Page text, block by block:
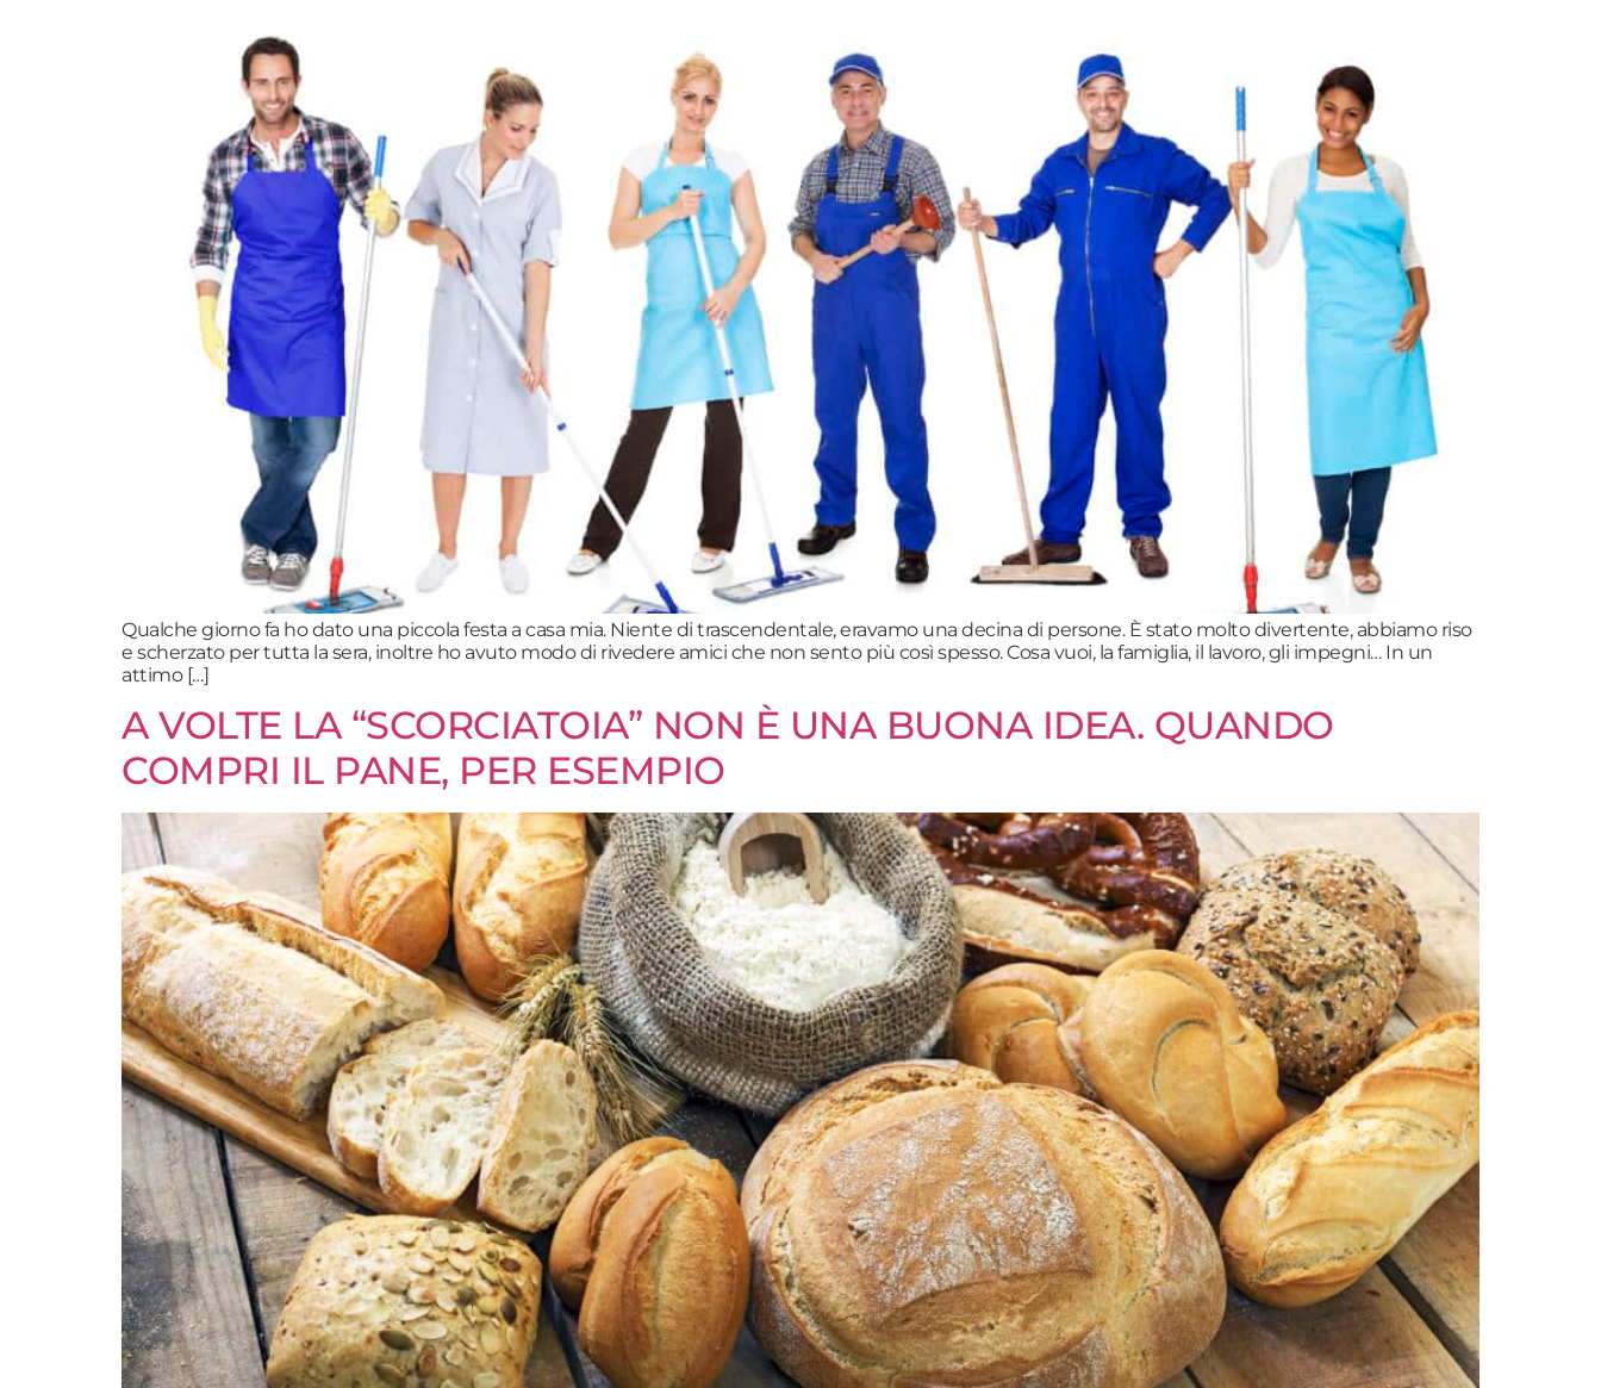
Qualche giorno fa ho dato una piccola festa a casa mia. Niente di trascendentale, eravamo una decina di persone. È stato molto divertente, abbiamo riso
e scherzato per tutta la sera, inoltre ho avuto modo di rivedere amici che non sento più così spesso. Cosa vuoi, la famiglia, il lavoro, gli impegni… In un
attimo […]
A VOLTE LA “SCORCIATOIA” NON È UNA BUONA IDEA. QUANDO
COMPRI IL PANE, PER ESEMPIO